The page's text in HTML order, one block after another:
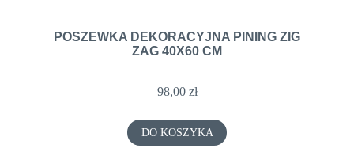
POSZEWKA DEKORACYJNA PINING ZIG
ZAG 40X60 CM
98,00 zł
DO KOSZYKA